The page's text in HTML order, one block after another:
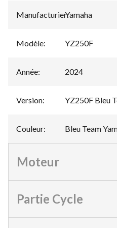
Manufacturier:
Yamaha
Modèle: YZ250F
Année: 2024
Version: YZ250F Bleu
Couleur: Bleu Team
Moteur
Partie Cycle